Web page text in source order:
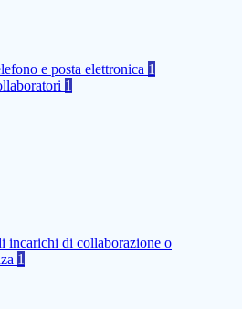
e posta elettronica 1
1
incarichi di collaborazione o
1